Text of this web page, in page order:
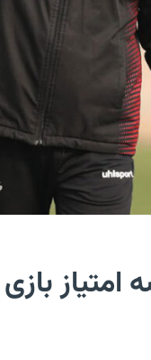
بازی